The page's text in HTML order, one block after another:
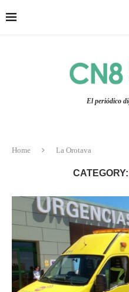
El periódico
Home La Orotava
CATEGORY: